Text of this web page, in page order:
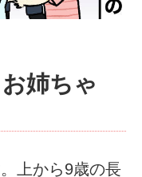
姉ちゃ
上から9歳の長